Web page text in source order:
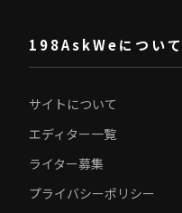
198AskWeについて
サイトについて
エディター一覧
ライター募集
プライバシーポリシー